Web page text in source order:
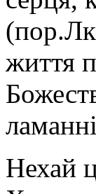
життя
Нехай